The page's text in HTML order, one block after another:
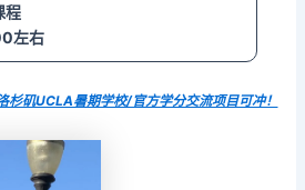
程
左右
杉矶UCLA暑期学校/官方学分交流项目可冲！